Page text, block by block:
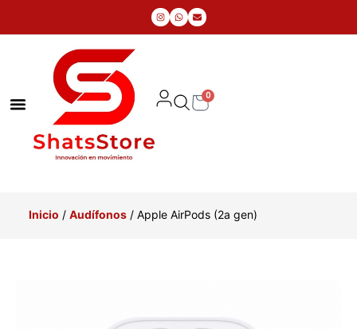
0
Inicio / Audífonos / Apple AirPods (2a gen)